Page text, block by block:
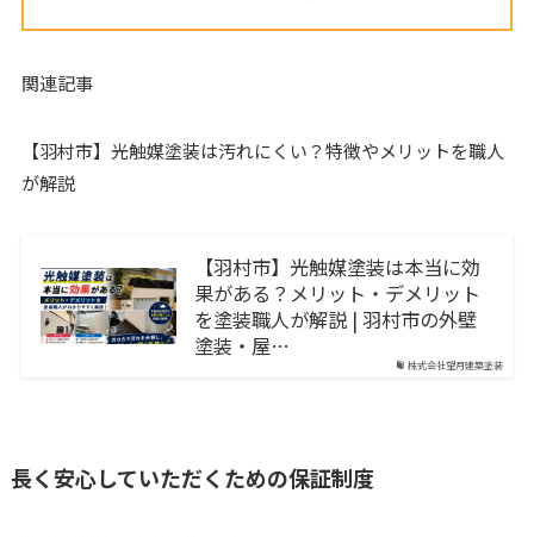
関連記事
【羽村市】光触媒塗装は汚れにくい？特徴やメリットを職人
が解説
株式会社望月建築塗装
【羽村市】光触媒塗装は本当に効
果がある？メリット・デメリット
を塗装職人が解説 | 羽村市の外壁
塗装・屋…
長く安心していただくための保証制度